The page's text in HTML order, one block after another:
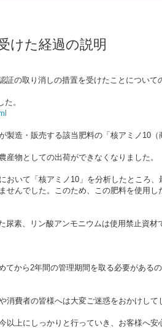
けた経過の説明
の取り消しの措置を受けたことについて
。
造・販売する該当肥料の「核アミノ10
物としての出荷ができなくなりました。
おいて「核アミノ10」を分析したところ
せんでした。このため、この肥料を使用
素、リン酸アンモニウムは使用禁止資
から2年間の管理期間を取る必要がある
費者の皆様へは大変ご迷惑をおかけして
上にしっかりと行っていき、お客様へ